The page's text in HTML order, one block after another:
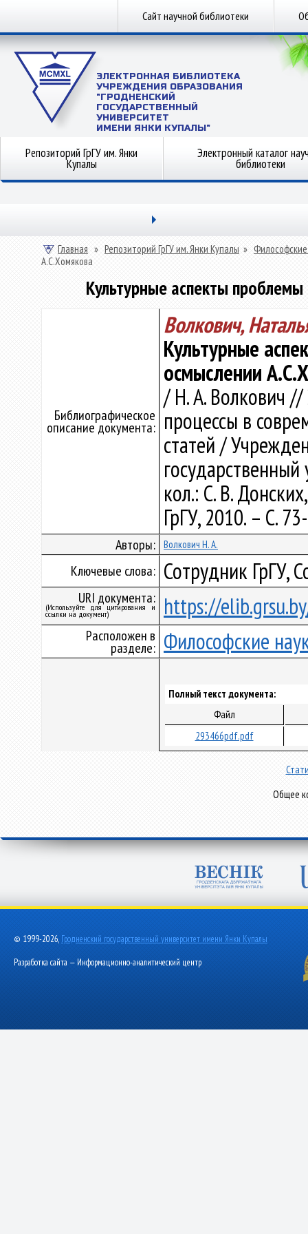
Сайт научной библиотеки
ЭЛЕКТРОННАЯ БИБЛИОТЕКА
УЧРЕЖДЕНИЯ ОБРАЗОВАНИЯ
"ГРОДНЕНСКИЙ
ГОСУДАРСТВЕННЫЙ
УНИВЕРСИТЕТ
ИМЕНИ ЯНКИ КУПАЛЫ"
Репозиторий ГрГУ им. Янки
Купалы
Электронный каталог
библиотеки
Главная » Репозиторий ГрГУ им. Янки Купалы »
А.С.Хомякова
Культурные аспекты
Библиографическое
описание документа:
Волкович,
Культурные
осмыслении
/ Н. А. Волкович
процессы в
статей /
кол.: С. В.
ГрГУ, 2010. – С.
Авторы: Волкович Н. А.
Ключевые слова: Сотрудник ГрГУ,
URI документа:
(Используйте для цитирования и
ссылки на документ) https://
Расположен в
разделе: Философские
Полный текст документа:
Файл
293466pdf.pdf
Общее
© 1999-2026, Гродненский государственный университет имени Янки Купалы
Разработка сайта — Информационно-аналитический центр